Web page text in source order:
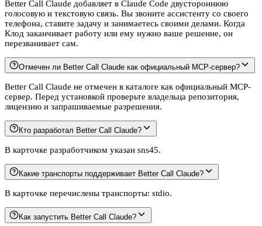
Better Call Claude добавляет в Claude Code двустороннюю
голосовую и текстовую связь. Вы звоните ассистенту со своего
телефона, ставите задачу и занимаетесь своими делами. Когда
Клод заканчивает работу или ему нужно ваше решение, он
перезванивает сам.
Отмечен ли Better Call Claude как официальный MCP-сервер?
Better Call Claude не отмечен в каталоге как официальный MCP-
сервер. Перед установкой проверьте владельца репозитория,
лицензию и запрашиваемые разрешения.
Кто разработал Better Call Claude?
В карточке разработчиком указан sns45.
Какие транспорты поддерживает Better Call Claude?
В карточке перечислены транспорты: stdio.
Как запустить Better Call Claude?